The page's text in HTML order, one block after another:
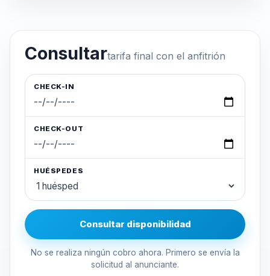
Consultartarifa final con el anfitrión
CHECK-IN
CHECK-OUT
HUÉSPEDES
Consultar disponibilidad
No se realiza ningún cobro ahora. Primero se envía la
solicitud al anunciante.